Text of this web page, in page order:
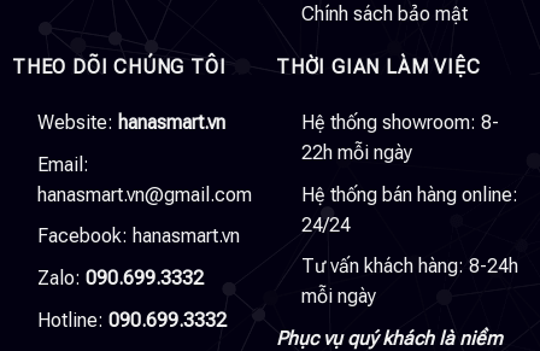
Chính sách bảo mật
THEO DÕI CHÚNG TÔI
Website: hanasmart.vn
Email:
hanasmart.vn@gmail.com
Facebook: hanasmart.vn
Zalo: 090.699.3332
Hotline: 090.699.3332
THỜI GIAN LÀM VIỆC
Hệ thống showroom: 8-
22h mỗi ngày
Hệ thống bán hàng online:
24/24
Tư vấn khách hàng: 8-24h
mỗi ngày
Phục vụ quý khách là niềm